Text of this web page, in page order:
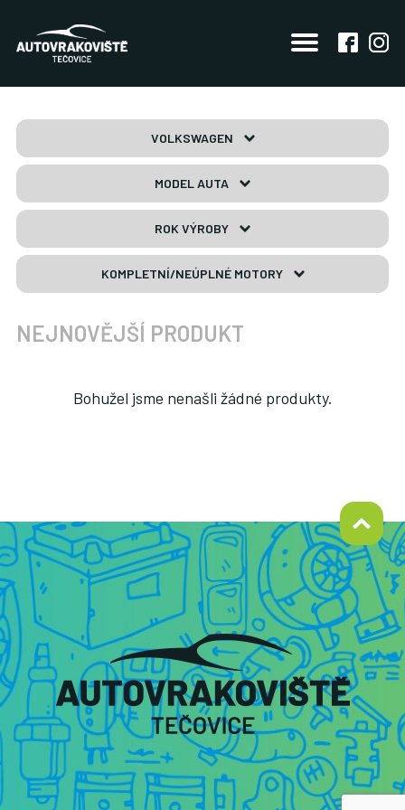
VOLKSWAGEN
MODEL AUTA
ROK VÝROBY
KOMPLETNÍ/NEÚPLNÉ MOTORY
NEJNOVĚJŠÍ PRODUKT
Bohužel jsme nenašli žádné produkty.